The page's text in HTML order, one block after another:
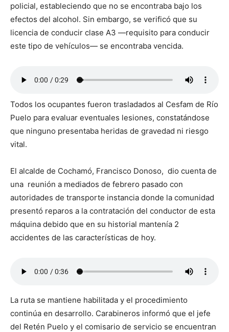
policial, estableciendo que no se encontraba bajo los
efectos del alcohol. Sin embargo, se verificó que su
licencia de conducir clase A3 —requisito para conducir
este tipo de vehículos— se encontraba vencida.
Todos los ocupantes fueron trasladados al Cesfam de Río
Puelo para evaluar eventuales lesiones, constatándose
que ninguno presentaba heridas de gravedad ni riesgo
vital.
El alcalde de Cochamó, Francisco Donoso, dio cuenta de
una reunión a mediados de febrero pasado con
autoridades de transporte instancia donde la comunidad
presentó reparos a la contratación del conductor de esta
máquina debido que en su historial mantenía 2
accidentes de las características de hoy.
La ruta se mantiene habilitada y el procedimiento
continúa en desarrollo. Carabineros informó que el jefe
del Retén Puelo y el comisario de servicio se encuentran